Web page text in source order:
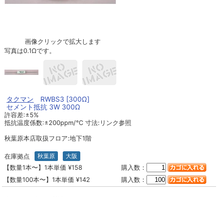
画像クリックで拡大します
写真は0.1Ωです。
タクマン RWBS3 [300Ω]
セメント抵抗 3W 300Ω
許容差:±5%
抵抗温度係数:±200ppm/℃ 寸法:リンク参照
秋葉原本店取扱フロア:地下1階
在庫拠点 秋葉原 大阪
【数量1本〜】1本単価 ¥158
購入数：
【数量100本〜】1本単価 ¥142
購入数：